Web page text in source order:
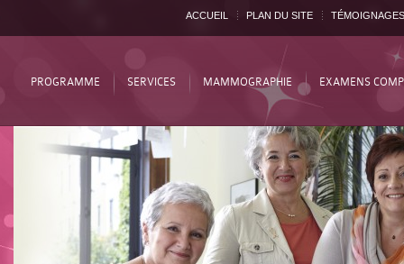
ACCUEIL PLAN DU SITE TÉMOIGNAGES
PROGRAMME SERVICES MAMMOGRAPHIE EXAMENS